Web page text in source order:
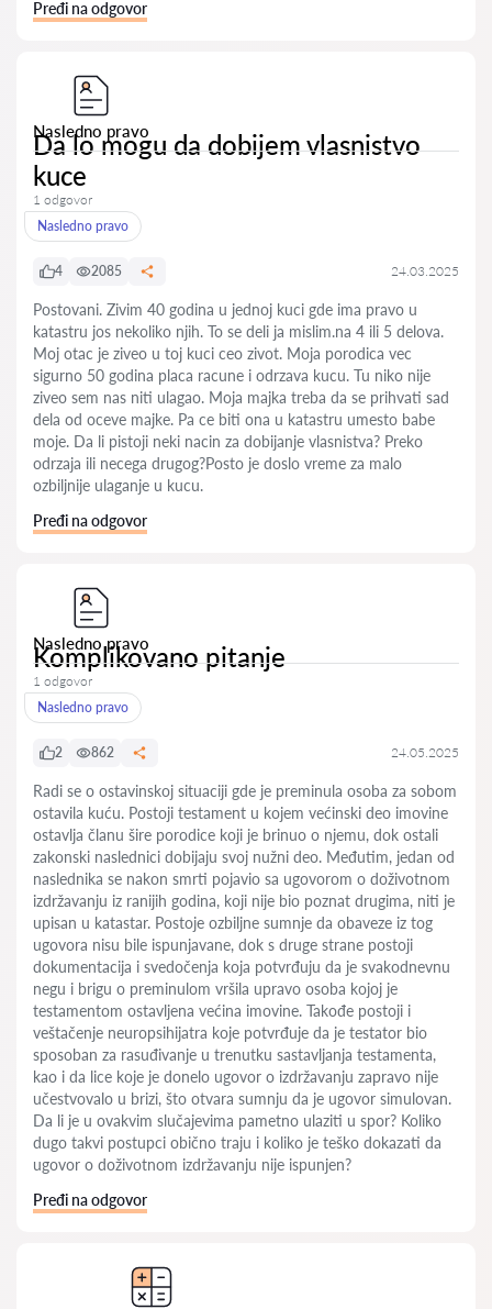
Pređi na odgovor
Nasledno pravo
Da lo mogu da dobijem vlasnistvo
kuce
1 odgovor
Nasledno pravo
4 2085 24.03.2025
Postovani. Zivim 40 godina u jednoj kuci gde ima pravo u
katastru jos nekoliko njih. To se deli ja mislim.na 4 ili 5 delova.
Moj otac je ziveo u toj kuci ceo zivot. Moja porodica vec
sigurno 50 godina placa racune i odrzava kucu. Tu niko nije
ziveo sem nas niti ulagao. Moja majka treba da se prihvati sad
dela od oceve majke. Pa ce biti ona u katastru umesto babe
moje. Da li pistoji neki nacin za dobijanje vlasnistva? Preko
odrzaja ili necega drugog?Posto je doslo vreme za malo
ozbiljnije ulaganje u kucu.
Pređi na odgovor
Nasledno pravo
Komplikovano pitanje
1 odgovor
Nasledno pravo
2 862 24.05.2025
Radi se o ostavinskoj situaciji gde je preminula osoba za sobom
ostavila kuću. Postoji testament u kojem većinski deo imovine
ostavlja članu šire porodice koji je brinuo o njemu, dok ostali
zakonski naslednici dobijaju svoj nužni deo. Međutim, jedan od
naslednika se nakon smrti pojavio sa ugovorom o doživotnom
izdržavanju iz ranijih godina, koji nije bio poznat drugima, niti je
upisan u katastar. Postoje ozbiljne sumnje da obaveze iz tog
ugovora nisu bile ispunjavane, dok s druge strane postoji
dokumentacija i svedočenja koja potvrđuju da je svakodnevnu
negu i brigu o preminulom vršila upravo osoba kojoj je
testamentom ostavljena većina imovine. Takođe postoji i
veštačenje neuropsihijatra koje potvrđuje da je testator bio
sposoban za rasuđivanje u trenutku sastavljanja testamenta,
kao i da lice koje je donelo ugovor o izdržavanju zapravo nije
učestvovalo u brizi, što otvara sumnju da je ugovor simulovan.
Da li je u ovakvim slučajevima pametno ulaziti u spor? Koliko
dugo takvi postupci obično traju i koliko je teško dokazati da
ugovor o doživotnom izdržavanju nije ispunjen?
Pređi na odgovor